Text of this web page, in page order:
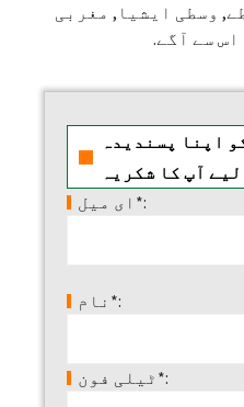
وسطی ایشیا, مغربی
اس سے آگے.
اپنا پسندیدہ
ای میل*:
نام*:
ٹیلی فون*: